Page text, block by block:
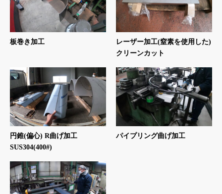
板巻き加工
レーザー加工(窒素を使用した)
クリーンカット
円錐(偏心) R曲げ加工
SUS304(400#)
パイプリング曲げ加工